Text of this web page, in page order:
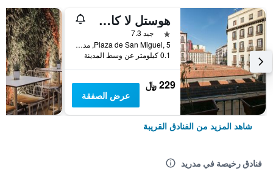
هوستل لا كاسا دي لا بلازا
نجمة واحدة
جيد 7.3
Plaza de San Miguel, 5, مدريد, أسبانيا
0.1 كيلومتر عن وسط المدينة
229 ﷼
عرض الصفقة
شاهد المزيد من الفنادق القريبة
فنادق رخيصة في مدريد